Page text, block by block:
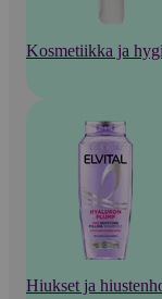
Kosmetiikka ja
Hiukset ja